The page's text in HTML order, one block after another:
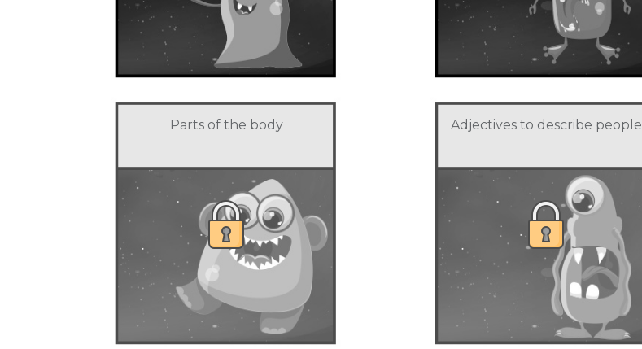
Parts of the body Adjectives to describe people